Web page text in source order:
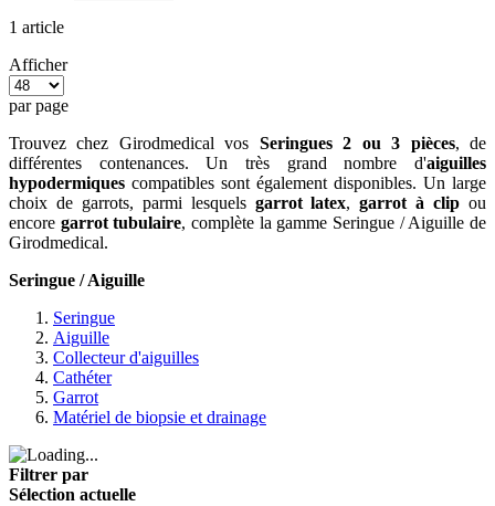
1 article
Afficher
par page
Trouvez chez Girodmedical vos Seringues 2 ou 3 pièces, de
différentes contenances. Un très grand nombre d'aiguilles
hypodermiques compatibles sont également disponibles. Un large
choix de garrots, parmi lesquels garrot latex,garrot à clip ou
encore garrot tubulaire, complète la gamme Seringue / Aiguille de
Girodmedical.
Seringue / Aiguille
Seringue
Aiguille
Collecteur d'aiguilles
Cathéter
Garrot
Matériel de biopsie et drainage
Filtrer par
Sélection actuelle